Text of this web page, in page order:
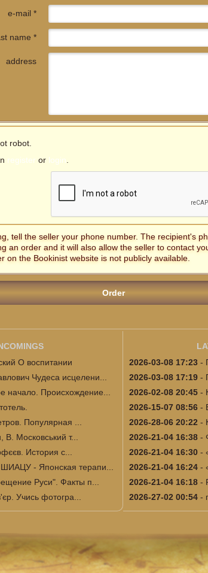
e-mail *
name *
address
robot.
register or login
tell the seller your phone number. The recipient's
an order and it will also allow the seller to contact
on the Bookinist website is not publicly available.
О воспитании
Чудеса исцелени...
начало. Происхождение...
Популярная ...
Московський т...
История с...
- Японская терапи...
Руси". Факты п...
Учись фотогра...
2026-03-08 17:23-
2026-03-08 17:19-
2026-02-08 20:45-
2026-15-07 08:56-
2026-28-06 20:22 -
2026-21-04 16:38-
2026-21-04 16:30-
2026-21-04 16:24-
2026-21-04 16:18-
2026-27-02 00:54-